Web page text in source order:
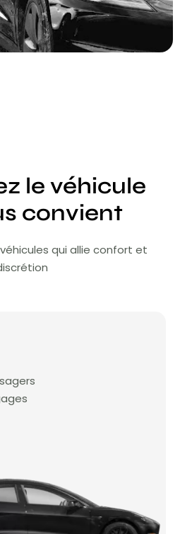
le véhicule
convient
qui allie confort et